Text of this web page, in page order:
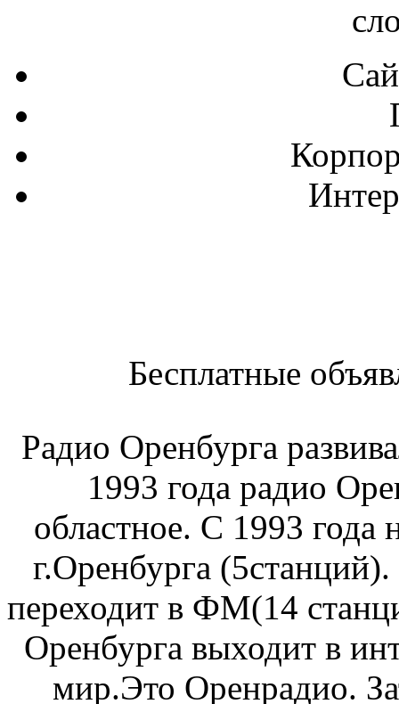
Бесплатные
Радио Оренбурга
1993 года радио
областное. С 1993
г.Оренбурга
переходит в ФМ(14
Оренбурга выходит в
мир.Это Оренрадио.